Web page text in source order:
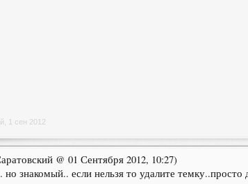
1 сен 2012
@ 01 Сентября 2012, 10:27)
но знакомый.. если нельзя то удалите